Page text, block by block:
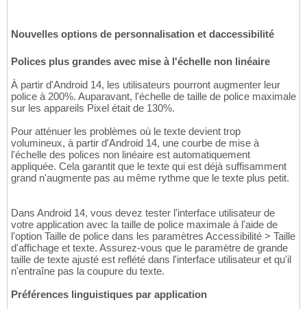
Nouvelles options de personnalisation et daccessibilité
Polices plus grandes avec mise à l'échelle non linéaire
À partir d'Android 14, les utilisateurs pourront augmenter leur
police à 200%. Auparavant, l'échelle de taille de police maximale
sur les appareils Pixel était de 130%.
Pour atténuer les problèmes où le texte devient trop
volumineux, à partir d'Android 14, une courbe de mise à
l'échelle des polices non linéaire est automatiquement
appliquée. Cela garantit que le texte qui est déjà suffisamment
grand n'augmente pas au même rythme que le texte plus petit.
Dans Android 14, vous devez tester l'interface utilisateur de
votre application avec la taille de police maximale à l'aide de
l'option Taille de police dans les paramètres Accessibilité > Taille
d'affichage et texte. Assurez-vous que le paramètre de grande
taille de texte ajusté est reflété dans l'interface utilisateur et qu'il
n'entraîne pas la coupure du texte.
Préférences linguistiques par application